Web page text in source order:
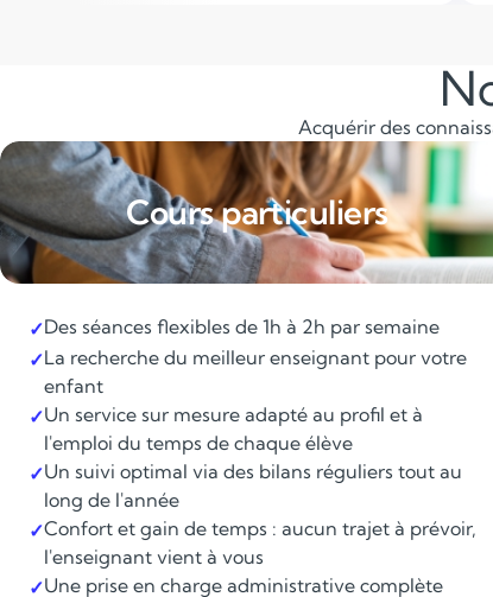
Acquérir des
Cours particuliers
✓Des séances flexibles de 1h à 2h par semaine
✓La recherche du meilleur enseignant pour votre
enfant
✓Un service sur mesure adapté au profil et à
l'emploi du temps de chaque élève
✓Un suivi optimal via des bilans réguliers tout au
long de l'année
✓Confort et gain de temps : aucun trajet à prévoir,
l'enseignant vient à vous
✓Une prise en charge administrative complète